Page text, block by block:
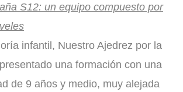
S12: un equipo compuesto por
infantil, Nuestro Ajedrez por la
una formación con una
de 9 años y medio, muy alejada